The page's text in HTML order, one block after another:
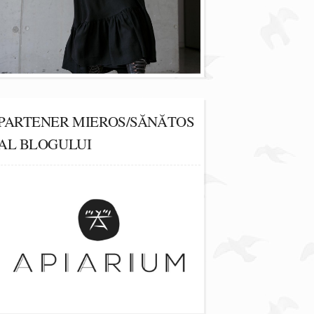
MIEROS/SĂNĂTOS
BLOGULUI